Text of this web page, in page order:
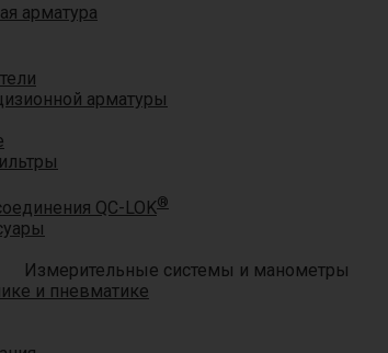
арматура
арматуры
QC-LOK®
Измерительные системы и манометры
и пневматике